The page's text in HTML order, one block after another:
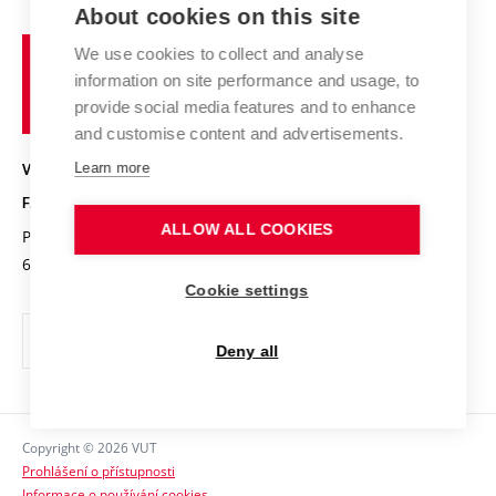
Studium a stáže v zahraničí
Pracovní nabídky
Den chemie
Chemici z VUT
Stipendia
Studijní předpisy
Výsledky VaV
Projekty
Úspěchy a ocenění
Konference a soutěže
Kvalifikační řízení
Fórum Chemistry and Life
Střední školy a FCH
Popularizace vědy
Organizační struktura
Historie fakulty
Kalendář akcí
Fotogalerie
Absolventi
Reklamní předměty
Fakultní časopis
Ochrana osobních údajů
Kontakty
Vysoké
učení
technické
v
VYSOKÉ UČENÍ TECHNICKÉ V BRNĚ
FAKULTA CHEMICKÁ
Purkyňova 464/118
612 00 Brno
www.fch.vut.cz
Copyright © 2026 VUT
Prohlášení o přístupnosti
About cookies on this site
We use cookies to collect and analyse
information on site performance and usage, to
provide social media features and to enhance
and customise content and advertisements.
Learn more
ALLOW ALL COOKIES
Cookie settings
Deny all